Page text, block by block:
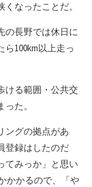
なったことだ。
の長野では休日に
100km以上走っ
ける範囲・公共交
た。
ングの拠点があ
登録はしたのだ
てみっか」と思い
かかるので、「や